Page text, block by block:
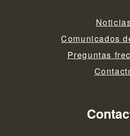
Comunicados
Preguntas